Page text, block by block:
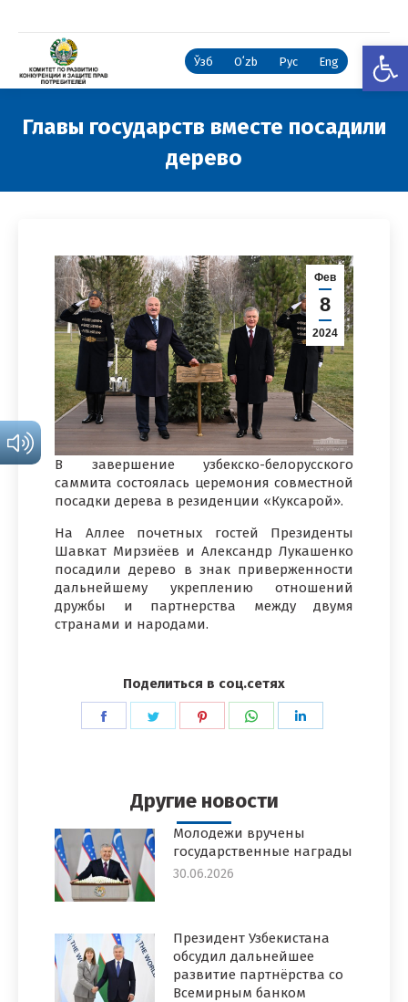
Ўзб Oʻzb Рус Eng
Главы государств вместе посадили
дерево
Фев
8
2024
В завершение узбекско-белорусского
саммита состоялась церемония совместной
посадки дерева в резиденции «Куксарой».
На Аллее почетных гостей Президенты
Шавкат Мирзиёев и Александр Лукашенко
посадили дерево в знак приверженности
дальнейшему укреплению отношений
дружбы и партнерства между двумя
странами и народами.
Поделиться в соц.сетях
ПоделитьсяПоделитьсяПоделитьсяПоделиться
Другие новости
Молодежи вручены
государственные награды
30.06.2026
Президент Узбекистана
обсудил дальнейшее
развитие партнёрства со
Всемирным банком